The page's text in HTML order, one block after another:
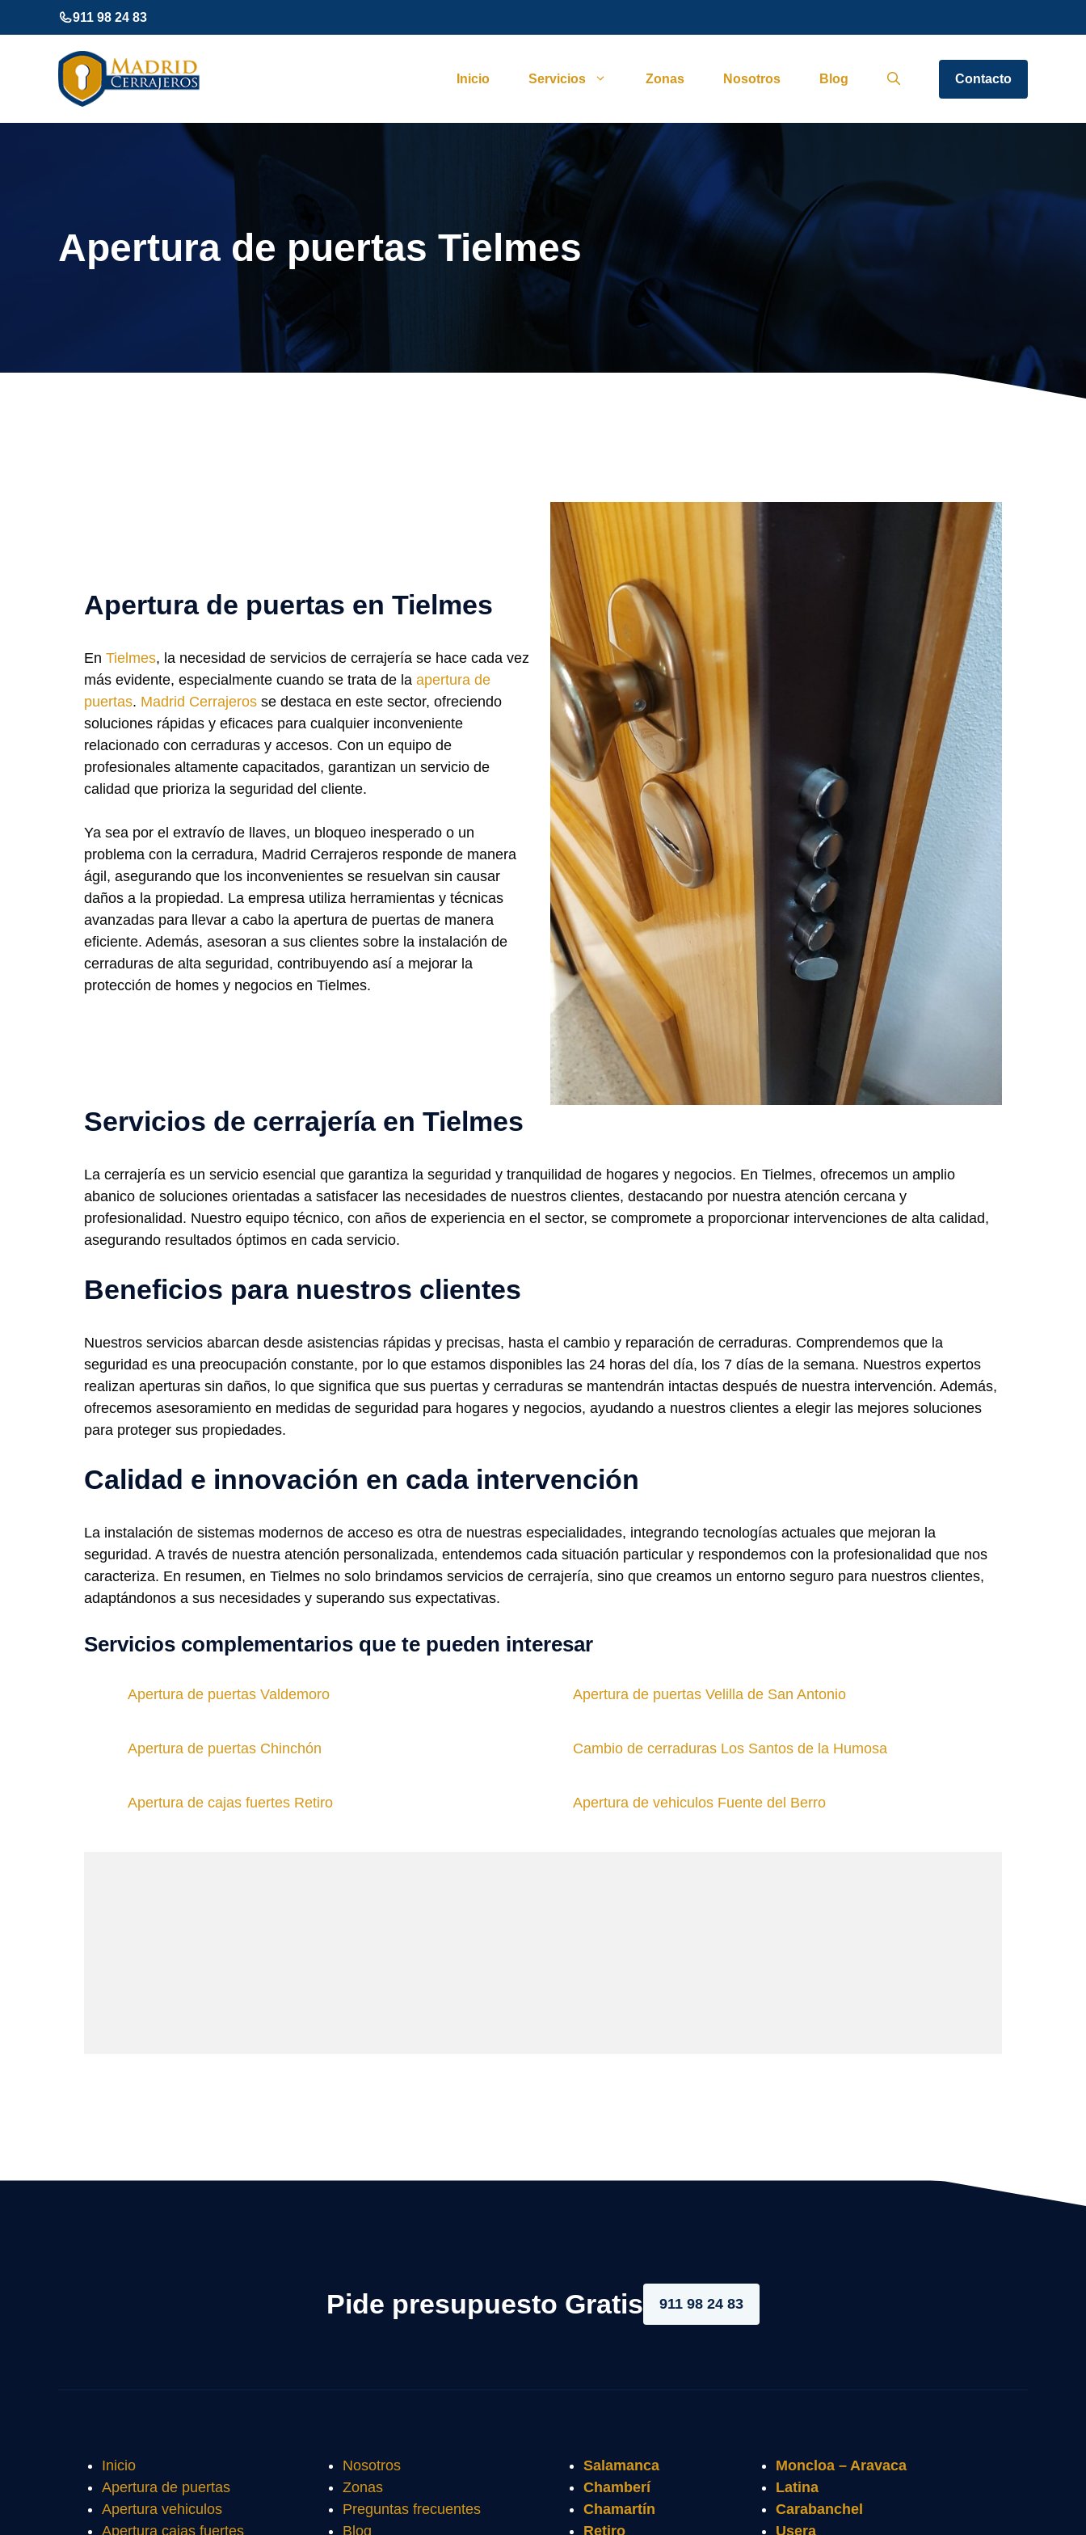
al
911 98 24 83
Inicio Servicios Zonas Nosotros Blog Contacto
Apertura de puertas Tielmes
Apertura de puertas en Tielmes
En Tielmes, la necesidad de servicios de cerrajería se hace cada vez
más evidente, especialmente cuando se trata de la apertura de
puertas. Madrid Cerrajeros se destaca en este sector, ofreciendo
soluciones rápidas y eficaces para cualquier inconveniente
relacionado con cerraduras y accesos. Con un equipo de
profesionales altamente capacitados, garantizan un servicio de
calidad que prioriza la seguridad del cliente.
Ya sea por el extravío de llaves, un bloqueo inesperado o un
problema con la cerradura, Madrid Cerrajeros responde de manera
ágil, asegurando que los inconvenientes se resuelvan sin causar
daños a la propiedad. La empresa utiliza herramientas y técnicas
avanzadas para llevar a cabo la apertura de puertas de manera
eficiente. Además, asesoran a sus clientes sobre la instalación de
cerraduras de alta seguridad, contribuyendo así a mejorar la
protección de homes y negocios en Tielmes.
Servicios de cerrajería en Tielmes
La cerrajería es un servicio esencial que garantiza la seguridad y tranquilidad de hogares y negocios. En Tielmes, ofrecemos un amplio
abanico de soluciones orientadas a satisfacer las necesidades de nuestros clientes, destacando por nuestra atención cercana y
profesionalidad. Nuestro equipo técnico, con años de experiencia en el sector, se compromete a proporcionar intervenciones de alta calidad,
asegurando resultados óptimos en cada servicio.
Beneficios para nuestros clientes
Nuestros servicios abarcan desde asistencias rápidas y precisas, hasta el cambio y reparación de cerraduras. Comprendemos que la
seguridad es una preocupación constante, por lo que estamos disponibles las 24 horas del día, los 7 días de la semana. Nuestros expertos
realizan aperturas sin daños, lo que significa que sus puertas y cerraduras se mantendrán intactas después de nuestra intervención. Además,
ofrecemos asesoramiento en medidas de seguridad para hogares y negocios, ayudando a nuestros clientes a elegir las mejores soluciones
para proteger sus propiedades.
Calidad e innovación en cada intervención
La instalación de sistemas modernos de acceso es otra de nuestras especialidades, integrando tecnologías actuales que mejoran la
seguridad. A través de nuestra atención personalizada, entendemos cada situación particular y respondemos con la profesionalidad que nos
caracteriza. En resumen, en Tielmes no solo brindamos servicios de cerrajería, sino que creamos un entorno seguro para nuestros clientes,
adaptándonos a sus necesidades y superando sus expectativas.
Servicios complementarios que te pueden interesar
Apertura de puertas Valdemoro Apertura de puertas Velilla de San Antonio
Apertura de puertas Chinchón Cambio de cerraduras Los Santos de la Humosa
Apertura de cajas fuertes Retiro Apertura de vehiculos Fuente del Berro
Pide presupuesto Gratis 911 98 24 83
Inicio
Apertura de puertas
Apertura vehiculos
Apertura cajas fuertes
Nosotros
Zonas
Preguntas frecuentes
Blog
Salamanca
Chamberí
Chamartín
Retiro
Moncloa – Aravaca
Latina
Carabanchel
Usera